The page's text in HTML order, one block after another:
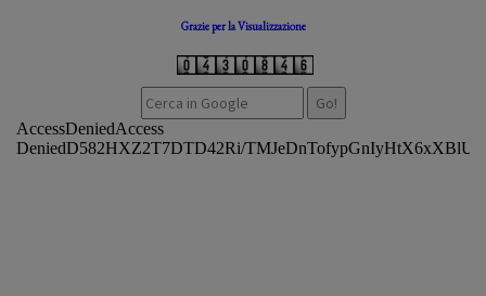
Grazie per la Visualizzazione